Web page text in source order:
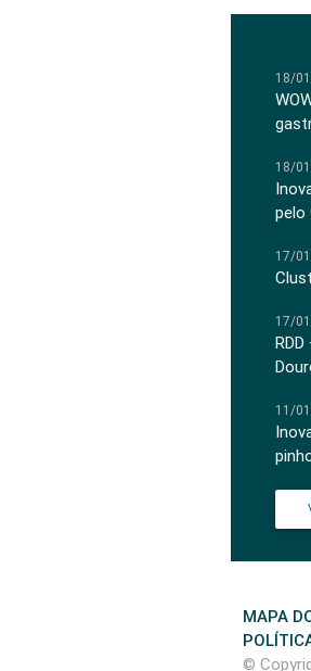
18/
18/
pelo
17/
17/
11/
MAPA
©